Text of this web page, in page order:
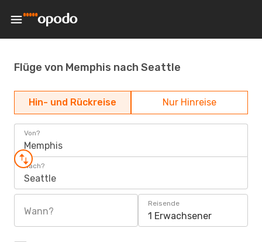
Flüge von Memphis nach Seattle
Hin- und Rückreise Nur Hinreise
Von?
Memphis
Nach?
Seattle
Wann?
Reisende
1 Erwachsener